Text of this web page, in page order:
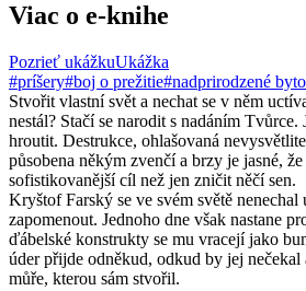
Viac o e-knihe
Pozrieť ukážkuUkážka
#príšery#boj o prežitie#nadprirodzené
Stvořit vlastní svět a nechat se v něm
nestál? Stačí se narodit s nadáním Tvůrce.
hroutit. Destrukce, ohlašovaná
působena někým zvenčí a brzy je jasné,
sofistikovanější cíl než jen zničit něčí sen.
Kryštof Farský se ve svém světě
zapomenout. Jednoho dne však nastane
ďábelské konstrukty se mu vracejí jako
úder přijde odněkud, odkud by jej
můře, kterou sám stvořil.